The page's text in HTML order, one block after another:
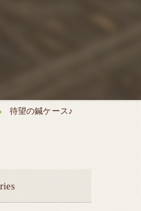
待望の鍼ケース♪